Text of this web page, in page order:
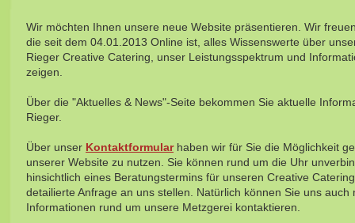
Wir möchten Ihnen unsere neue Website präsentieren. Wir
die seit dem 04.01.2013 Online ist, alles Wissenswerte über
Rieger Creative Catering, unser Leistungsspektrum und
zeigen.
Über die "Aktuelles & News"-Seite bekommen Sie aktuelle
Rieger.
Über unser Kontaktformularhaben wir für Sie die Möglichkeit
unserer Website zu nutzen. Sie können rund um die Uhr
hinsichtlich eines Beratungstermins für unseren Creative
detailierte Anfrage an uns stellen. Natürlich können Sie uns
Informationen rund um unsere Metzgerei kontaktieren.